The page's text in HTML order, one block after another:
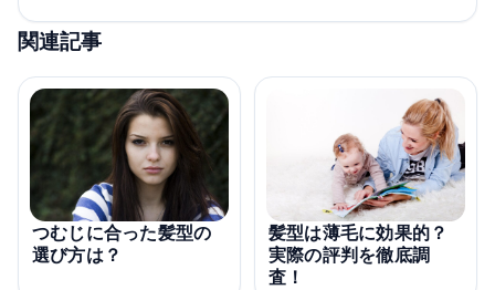
関連記事
つむじに合った髪型の
選び方は？
髪型は薄毛に効果的？
実際の評判を徹底調
査！